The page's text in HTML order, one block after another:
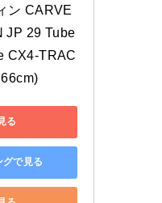
ン CARVE
JP 29 Tube
CX4-TRAC
る
で見る